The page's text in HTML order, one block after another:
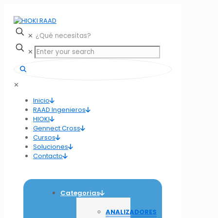
✕
✕
✕
Inicio
RAAD Ingenieros
HIOKI
Gennect Cross
Cursos
Soluciones
Contacto
Categorias
ANALIZADORES